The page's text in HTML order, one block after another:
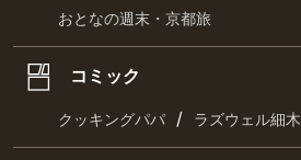
おとなの週末・京都旅
コミック
クッキングパパ / ラズウェル細木